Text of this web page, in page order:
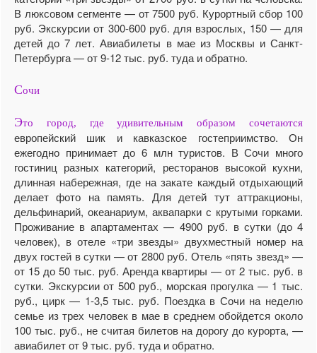
В люксовом сегменте — от 7500 руб. Курортный сбор 100
руб. Экскурсии от 300-600 руб. для взрослых, 150 — для
детей до 7 лет. Авиабилеты в мае из Москвы и Санкт-
Петербурга — от 9-12 тыс. руб. туда и обратно.
Сочи
Это город, где удивительным образом сочетаются
европейский шик и кавказское гостеприимство. Он
ежегодно принимает до 6 млн туристов. В Сочи много
гостиниц разных категорий, ресторанов высокой кухни,
длинная набережная, где на закате каждый отдыхающий
делает фото на память. Для детей тут аттракционы,
дельфинарий, океанариум, аквапарки с крутыми горками.
Проживание в апартаментах — 4900 руб. в сутки (до 4
человек), в отеле «три звезды» двухместный номер на
двух гостей в сутки — от 2800 руб. Отель «пять звезд» —
от 15 до 50 тыс. руб. Аренда квартиры — от 2 тыс. руб. в
сутки. Экскурсии от 500 руб., морская прогулка — 1 тыс.
руб., цирк — 1-3,5 тыс. руб. Поездка в Сочи на неделю
семье из трех человек в мае в среднем обойдется около
100 тыс. руб., не считая билетов на дорогу до курорта, —
авиабилет от 9 тыс. руб. туда и обратно.